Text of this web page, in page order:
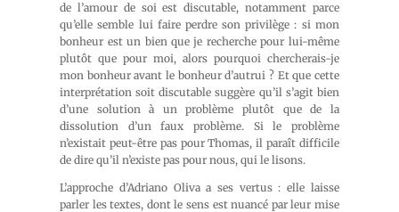
de l’amour de soi est discutable, notamment parce
qu’elle semble lui faire perdre son privilège : si mon
bonheur est un bien que je recherche pour lui-même
plutôt que pour moi, alors pourquoi chercherais-je
mon bonheur avant le bonheur d’autrui ? Et que cette
interprétation soit discutable suggère qu’il s’agit bien
d’une solution à un problème plutôt que de la
dissolution d’un faux problème. Si le problème
n’existait peut-être pas pour Thomas, il paraît difficile
de dire qu’il n’existe pas pour nous, qui le lisons.
L’approche d’Adriano Oliva a ses vertus : elle laisse
parler les textes, dont le sens est nuancé par leur mise